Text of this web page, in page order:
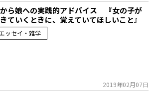
ら娘への実践的アドバイス 『女の子が
ていくときに、覚えていてほしいこと』
ッセイ・雑学
2019年02月07日